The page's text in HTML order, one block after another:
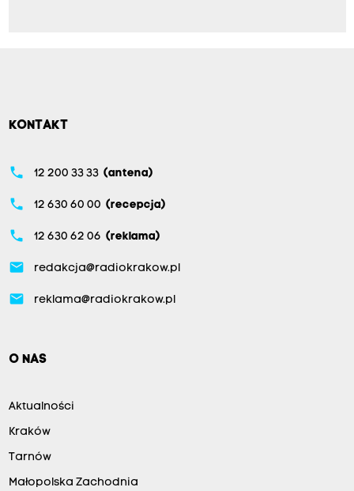
KONTAKT
phone 12 200 33 33 (antena)
phone 12 630 60 00 (recepcja)
phone 12 630 62 06 (reklama)
email redakcja@radiokrakow.pl
email reklama@radiokrakow.pl
O NAS
Aktualności
Kraków
Tarnów
Małopolska Zachodnia